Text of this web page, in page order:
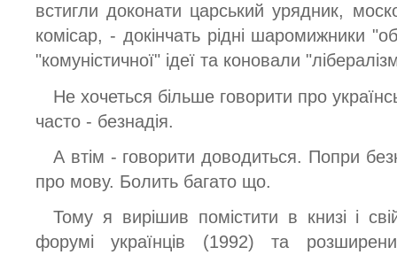
встигли доконати царський урядник,
комісар, - докінчать рідні шаромижники
"комуністичної" ідеї та коновали
Не хочеться більше говорити про
часто - безнадія.
А втім - говорити доводиться. Попри
про мову. Болить багато що.
Тому я вирішив помістити в книзі і
форумі українців (1992) та